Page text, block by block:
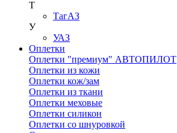
Т
ТагАЗ
У
УАЗ
Оплетки
Оплетки "премиум" АВТОПИЛОТ
Оплетки из кожи
Оплетки кож/зам
Оплетки из ткани
Оплетки меховые
Оплетки силикон
Оплетки со шнуровкой